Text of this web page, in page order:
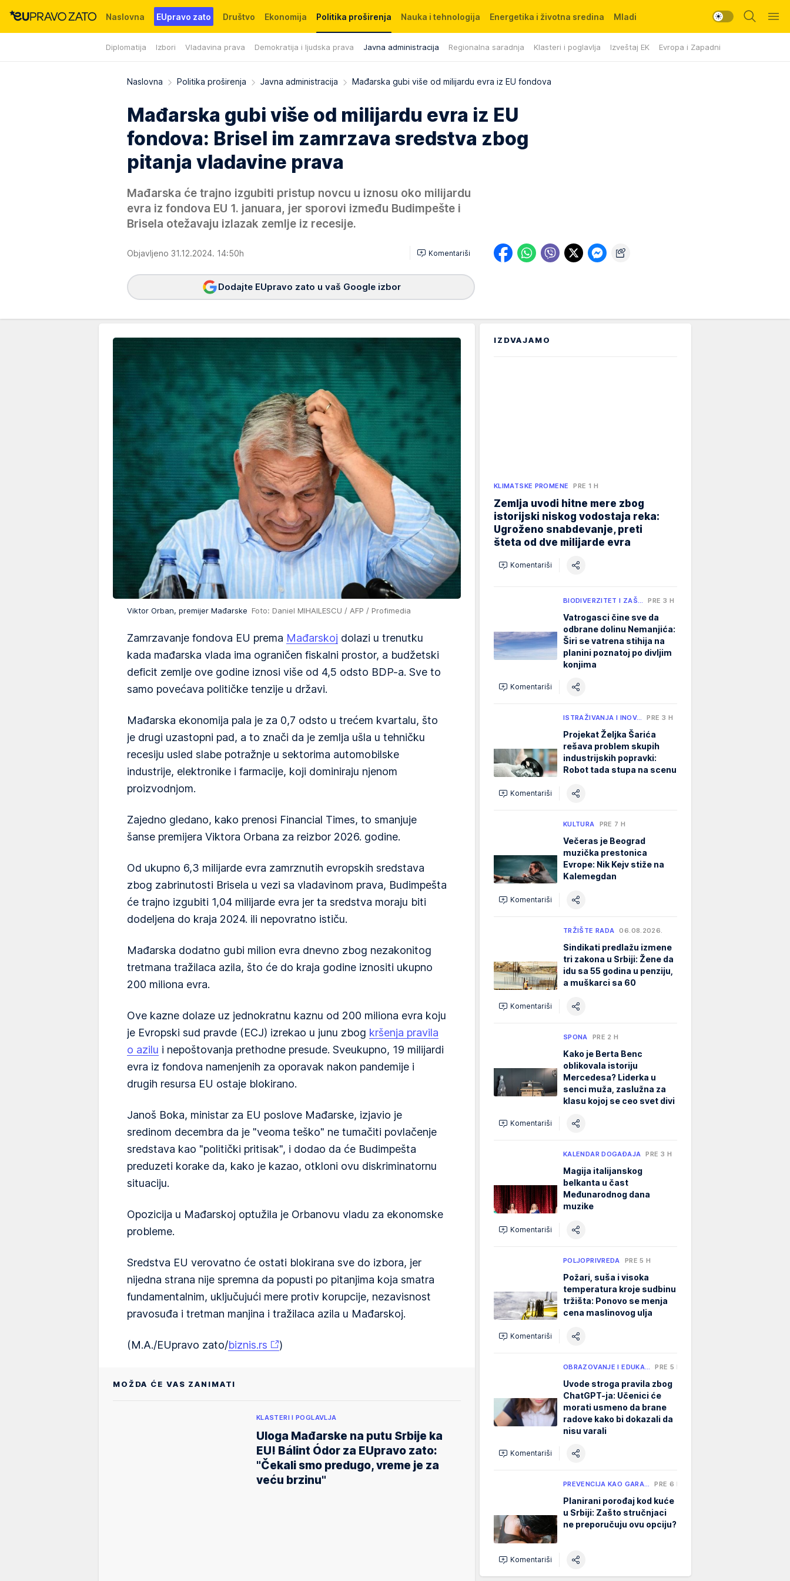
Naslovna EUpravo zato Društvo Ekonomija Politika proširenja
Diplomatija Izbori Vladavina prava Demokratija i ljudska prava Javna administracija Regionalna saradnja Klasteri i poglavlja Izveštaj EK Evropa i Zapadni Balkan
Nauka i tehnologija Energetika i životna sredina Mladi
Događaji News WMG fondacija
Naslovna Politika proširenja Javna administracija Mađarska gubi više od milijardu evra iz EU fondova
Mađarska gubi više od milijardu evra iz EU
fondova: Brisel im zamrzava sredstva zbog
pitanja vladavine prava
Mađarska će trajno izgubiti pristup novcu u iznosu oko milijardu
evra iz fondova EU 1. januara, jer sporovi između Budimpešte i
Brisela otežavaju izlazak zemlje iz recesije.
Objavljeno 31.12.2024. 14:50h Komentariši
Dodajte EUpravo zato u vaš Google izbor
Viktor Orban, premijer Mađarske Foto: Daniel MIHAILESCU / AFP / Profimedia
Zamrzavanje fondova EU prema Mađarskoj dolazi u trenutku
kada mađarska vlada ima ograničen fiskalni prostor, a budžetski
deficit zemlje ove godine iznosi više od 4,5 odsto BDP-a. Sve to
samo povećava političke tenzije u državi.
Mađarska ekonomija pala je za 0,7 odsto u trećem kvartalu, što
je drugi uzastopni pad, a to znači da je zemlja ušla u tehničku
recesiju usled slabe potražnje u sektorima automobilske
industrije, elektronike i farmacije, koji dominiraju njenom
proizvodnjom.
Zajedno gledano, kako prenosi Financial Times, to smanjuje
šanse premijera Viktora Orbana za reizbor 2026. godine.
Od ukupno 6,3 milijarde evra zamrznutih evropskih sredstava
zbog zabrinutosti Brisela u vezi sa vladavinom prava, Budimpešta
će trajno izgubiti 1,04 milijarde evra jer ta sredstva moraju biti
dodeljena do kraja 2024. ili nepovratno ističu.
Mađarska dodatno gubi milion evra dnevno zbog nezakonitog
tretmana tražilaca azila, što će do kraja godine iznositi ukupno
200 miliona evra.
Ove kazne dolaze uz jednokratnu kaznu od 200 miliona evra koju
je Evropski sud pravde (ECJ) izrekao u junu zbog kršenja pravila
o azilu i nepoštovanja prethodne presude. Sveukupno, 19 milijardi
evra iz fondova namenjenih za oporavak nakon pandemije i
drugih resursa EU ostaje blokirano.
Janoš Boka, ministar za EU poslove Mađarske, izjavio je
sredinom decembra da je "veoma teško" ne tumačiti povlačenje
sredstava kao "politički pritisak", i dodao da će Budimpešta
preduzeti korake da, kako je kazao, otkloni ovu diskriminatornu
situaciju.
Opozicija u Mađarskoj optužila je Orbanovu vladu za ekonomske
probleme.
Sredstva EU verovatno će ostati blokirana sve do izbora, jer
nijedna strana nije spremna da popusti po pitanjima koja smatra
fundamentalnim, uključujući mere protiv korupcije, nezavisnost
pravosuđa i tretman manjina i tražilaca azila u Mađarskoj.
(M.A./EUpravo zato/biznis.rs )
MOŽDA ĆE VAS ZANIMATI
KLASTERI I POGLAVLJA
Uloga Mađarske na putu Srbije ka
EU! Bálint Ódor za EUpravo zato:
"Čekali smo predugo, vreme je za
veću brzinu"
IZDVAJAMO
KLIMATSKE PROMENE PRE 1 H
Zemlja uvodi hitne mere zbog
istorijski niskog vodostaja reka:
Ugroženo snabdevanje, preti
šteta od dve milijarde evra
Komentariši
BIODIVERZITET I ZAŠ… PRE 3 H
Vatrogasci čine sve da
odbrane dolinu Nemanjića:
Širi se vatrena stihija na
planini poznatoj po divljim
konjima
Komentariši
ISTRAŽIVANJA I INOV… PRE 3 H
Projekat Željka Šarića
rešava problem skupih
industrijskih popravki:
Robot tada stupa na scenu
Komentariši
KULTURA PRE 7 H
Večeras je Beograd
muzička prestonica
Evrope: Nik Kejv stiže na
Kalemegdan
Komentariši
TRŽIŠTE RADA 06.08.2026.
Sindikati predlažu izmene
tri zakona u Srbiji: Žene da
idu sa 55 godina u penziju,
a muškarci sa 60
Komentariši
SPONA PRE 2 H
Kako je Berta Benc
oblikovala istoriju
Mercedesa? Liderka u
senci muža, zaslužna za
klasu kojoj se ceo svet divi
Komentariši
KALENDAR DOGAĐAJA PRE 3 H
Magija italijanskog
belkanta u čast
Međunarodnog dana
muzike
Komentariši
POLJOPRIVREDA PRE 5 H
Požari, suša i visoka
temperatura kroje sudbinu
tržišta: Ponovo se menja
cena maslinovog ulja
Komentariši
OBRAZOVANJE I EDUKA… PRE 5 H
Uvode stroga pravila zbog
ChatGPT-ja: Učenici će
morati usmeno da brane
radove kako bi dokazali da
nisu varali
Komentariši
PREVENCIJA KAO GARA… PRE 6 H
Planirani porođaj kod kuće
u Srbiji: Zašto stručnjaci
ne preporučuju ovu opciju?
Komentariši